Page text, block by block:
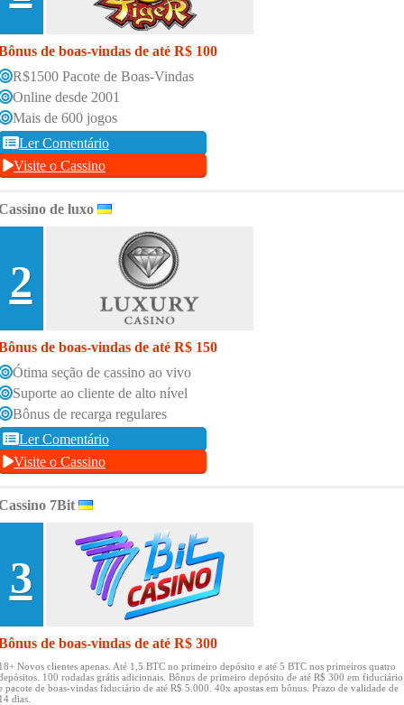
de boas-vindas de até R$ 100
R$1500 Pacote de Boas-Vindas
Online desde 2001
Mais de 600 jogos
Ler Comentário
Visite o Cassino
de luxo
2
de boas-vindas de até R$ 150
Ótima seção de cassino ao vivo
Suporte ao cliente de alto nível
Bônus de recarga regulares
Ler Comentário
Visite o Cassino
7Bit
3
de boas-vindas de até R$ 300
Novos clientes apenas. Até 1,5 BTC no primeiro depósito e até 5 BTC nos primeiros quatro
100 rodadas grátis adicionais. Bônus de primeiro depósito de até R$ 300 em fiduciário
pacote de boas-vindas fiduciário de até R$ 5.000. 40x apostas em bônus. Prazo de validade de
dias.